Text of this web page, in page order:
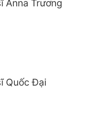
Anna Trương
Quốc Đại